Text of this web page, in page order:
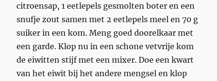
citroensap, 1 eetlepels gesmolten boter en een
snufje zout samen met 2 eetlepels meel en 70 g
suiker in een kom. Meng goed doorelkaar met
een garde. Klop nu in een schone vetvrije kom
de eiwitten stijf met een mixer. Doe een kwart
van het eiwit bij het andere mengsel en klop